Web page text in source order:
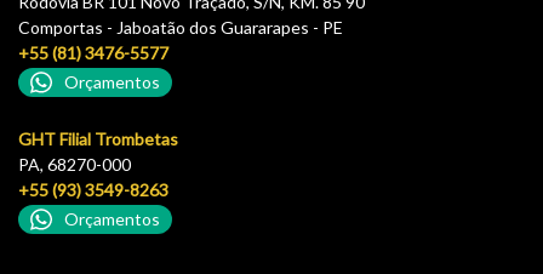
Comportas - Jaboatão dos Guararapes - PE
+55 (81) 3476-5577
Orçamentos
GHT Filial Trombetas
PA, 68270-000
+55 (93) 3549-8263
Orçamentos